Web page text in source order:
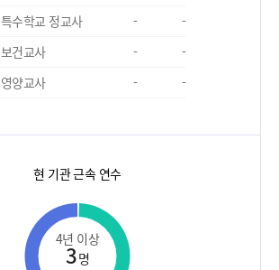
특수학교 정교사
-
-
보건교사
-
-
영양교사
- -
현 기관 근속 연수
4년 이상
3명